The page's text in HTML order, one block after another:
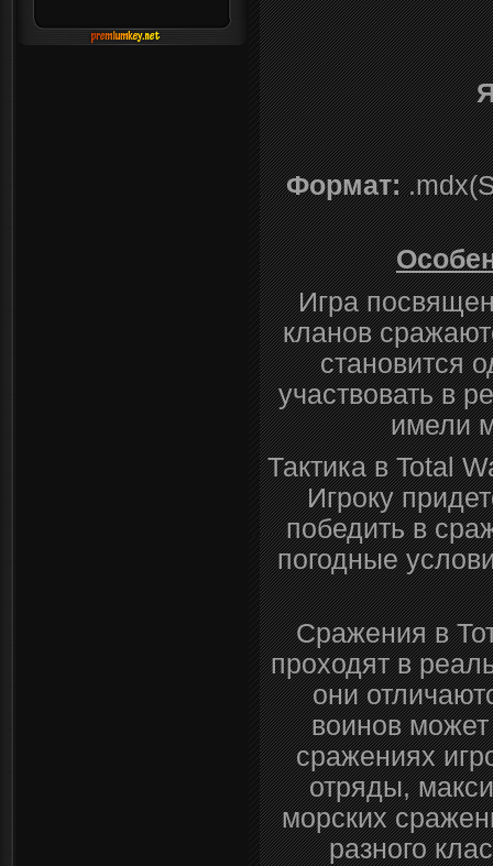
Формат:
Игра
кланов
становится
участвовать в
имели
Тактика в Total
Игроку
победить в
погодные
Сражения в
проходят в
они
воинов
сражениях
отряды,
морских
разного